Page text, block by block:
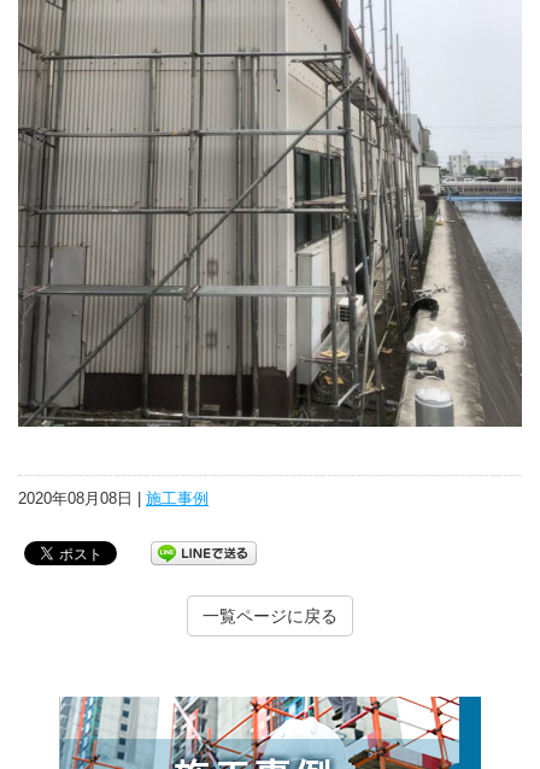
2020年08月08日 | 施工事例
一覧ページに戻る